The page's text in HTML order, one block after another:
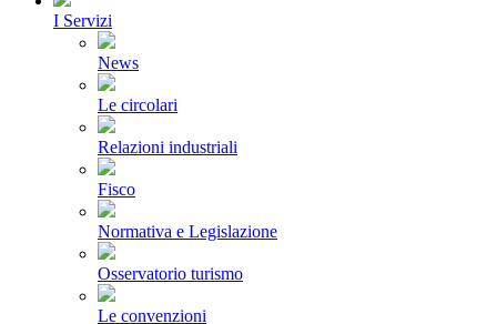
I Servizi
News
Le circolari
Relazioni industriali
Fisco
Normativa e Legislazione
Osservatorio turismo
Le convenzioni